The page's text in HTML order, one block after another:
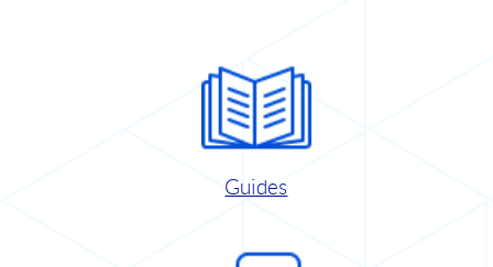
Guides